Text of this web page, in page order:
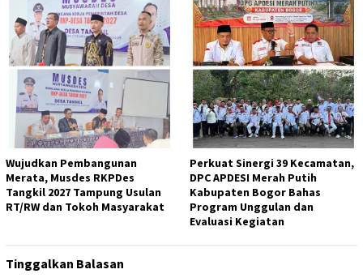
Wujudkan Pembangunan
Merata, Musdes RKPDes
Tangkil 2027 Tampung Usulan
RT/RW dan Tokoh Masyarakat
Perkuat Sinergi 39 Kecamatan,
DPC APDESI Merah Putih
Kabupaten Bogor Bahas
Program Unggulan dan
Evaluasi Kegiatan
Tinggalkan Balasan